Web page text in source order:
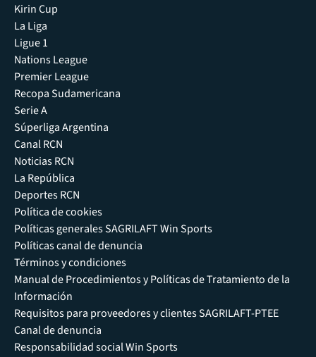
Kirin Cup
La Liga
Ligue 1
Nations League
Premier League
Recopa Sudamericana
Serie A
Súperliga Argentina
Canal RCN
Noticias RCN
La República
Deportes RCN
Política de cookies
Políticas generales SAGRILAFT Win Sports
Políticas canal de denuncia
Términos y condiciones
Manual de Procedimientos y Políticas de Tratamiento de la
Información
Requisitos para proveedores y clientes SAGRILAFT-PTEE
Canal de denuncia
Responsabilidad social Win Sports